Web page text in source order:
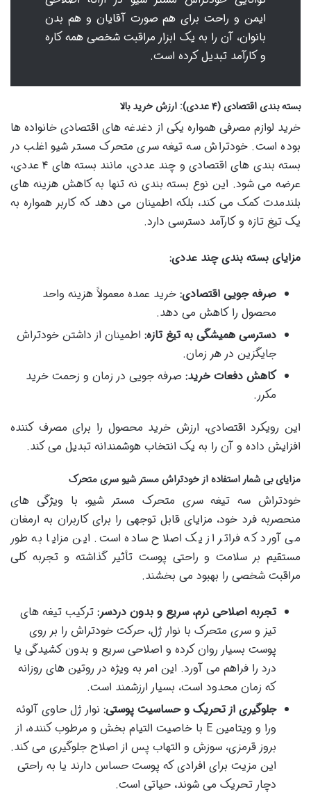
ایمن و راحت برای هم صورت آقایان و هم بدن
بانوان، آن را به یک ابزار مراقبت شخصی همه کاره
و کارآمد تبدیل کرده است.
بسته بندی اقتصادی (۴ عددی): ارزش خرید بالا
خرید لوازم مصرفی همواره یکی از دغدغه های اقتصادی خانواده ها
بوده است. خودتراش سه تیغه سری متحرک مستر شیو اغلب در
بسته بندی های اقتصادی و چند عددی، مانند بسته های ۴ عددی،
عرضه می شود. این نوع بسته بندی نه تنها به کاهش هزینه های
بلندمدت کمک می کند، بلکه اطمینان می دهد که کاربر همواره به
یک تیغ تازه و کارآمد دسترسی دارد.
مزایای بسته بندی چند عددی:
صرفه جویی اقتصادی: خرید عمده معمولاً هزینه واحد
محصول را کاهش می دهد.
دسترسی همیشگی به تیغ تازه: اطمینان از داشتن خودتراش
جایگزین در هر زمان.
کاهش دفعات خرید: صرفه جویی در زمان و زحمت خرید
مکرر.
این رویکرد اقتصادی، ارزش خرید محصول را برای مصرف کننده
افزایش داده و آن را به یک انتخاب هوشمندانه تبدیل می کند.
مزایای بی شمار استفاده از خودتراش مستر شیو سری متحرک
خودتراش سه تیغه سری متحرک مستر شیو، با ویژگی های
منحصربه فرد خود، مزایای قابل توجهی را برای کاربران به ارمغان
می آورد که فراتر از یک اصلاح ساده است. این مزایا به طور
مستقیم بر سلامت و راحتی پوست تأثیر گذاشته و تجربه کلی
مراقبت شخصی را بهبود می بخشند.
تجربه اصلاحی نرم، سریع و بدون دردسر: ترکیب تیغه های
تیز و سری متحرک با نوار ژل، حرکت خودتراش را بر روی
پوست بسیار روان کرده و اصلاحی سریع و بدون کشیدگی یا
درد را فراهم می آورد. این امر به ویژه در روتین های روزانه
که زمان محدود است، بسیار ارزشمند است.
جلوگیری از تحریک و حساسیت پوستی: نوار ژل حاوی آلوئه
ورا و ویتامین E با خاصیت التیام بخش و مرطوب کننده، از
بروز قرمزی، سوزش و التهاب پس از اصلاح جلوگیری می کند.
این مزیت برای افرادی که پوست حساس دارند یا به راحتی
دچار تحریک می شوند، حیاتی است.